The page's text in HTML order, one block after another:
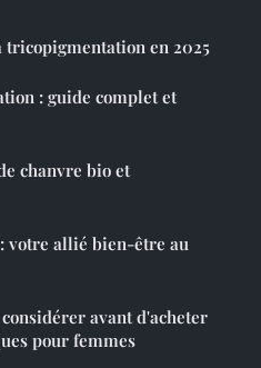
tricopigmentation en 2025
: guide complet et
chanvre bio et
votre allié bien-être au
avant d'acheter
pour femmes